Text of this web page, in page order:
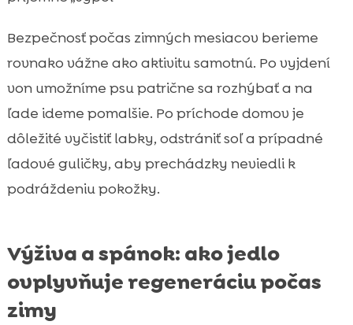
Bezpečnosť počas zimných mesiacov berieme
rovnako vážne ako aktivitu samotnú. Po vyjdení
von umožníme psu patrične sa rozhýbať a na
ľade ideme pomalšie. Po príchode domov je
dôležité vyčistiť labky, odstrániť soľ a prípadné
ľadové guličky, aby prechádzky neviedli k
podráždeniu pokožky.
Výživa a spánok: ako jedlo
ovplyvňuje regeneráciu počas
zimy